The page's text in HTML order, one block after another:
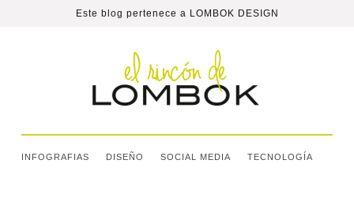
Este blog pertenece a LOMBOK DESIGN
INFOGRAFIAS DISEÑO SOCIAL MEDIA TECNOLOGÍA